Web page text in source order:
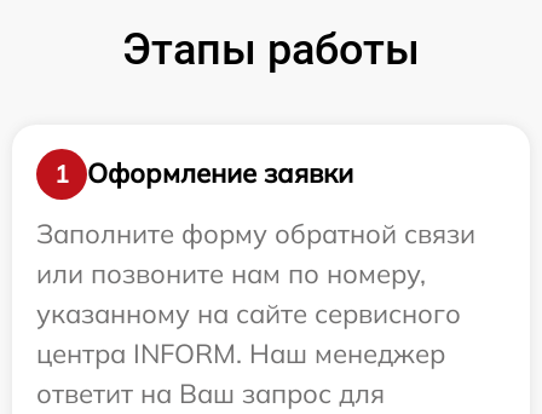
Этапы работы
1
Оформление заявки
Заполните форму обратной связи
или позвоните нам по номеру,
указанному на сайте сервисного
центра INFORM. Наш менеджер
ответит на Ваш запрос для